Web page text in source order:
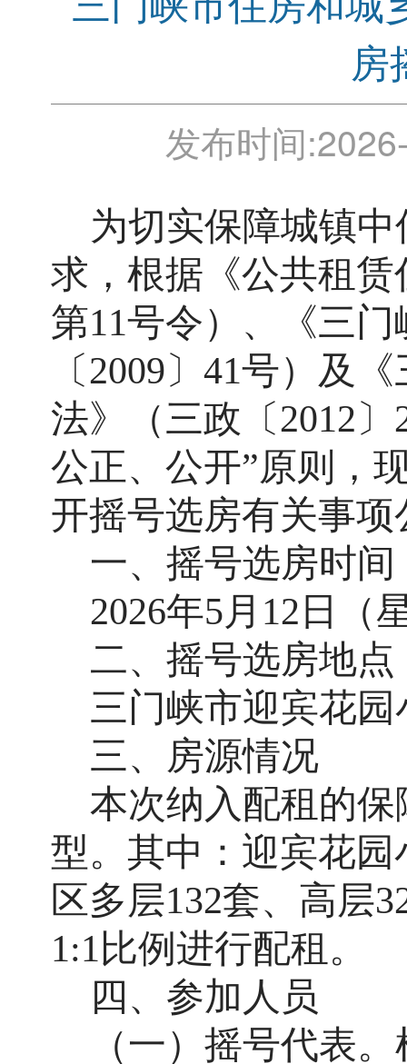
房
发布时间:
为切实保障城镇
求， 根据《公共租
第11号令） 、
《三
〔2009〕41号）及
法》（三政 〔2012 〕
公正、公开”原则，
开摇号选房有关事项
一、摇号选房时间
2026年5月12日（
二、摇号选房地点
三门峡市迎宾花
三、
房源情况
本次纳入配租的
型。其中：迎宾花园
区多层132套、高层
1:1比例进行配租。
四、参加人员
（一）摇号代表。